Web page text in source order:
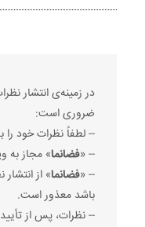
در زمینه‌ی انتشار
ضروری است:
-- لطفاً نظرات خود
-- «فضانما» مجاز به
-- «فضانما» از
باشد معذور است.
-- نظرات، پس از